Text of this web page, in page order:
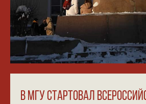
В МГУ СТАРТОВАЛ